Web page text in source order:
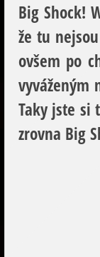
Big Shock!
že tu
ovšem po
vyváženým
Taky jste si
zrovna Big